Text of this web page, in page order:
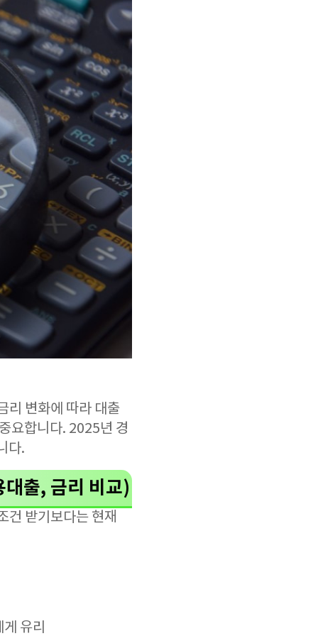
리 변화에 따라 대출
요합니다. 2025년 경
다.
출, 금리 비교)
건 받기보다는 현재
유리